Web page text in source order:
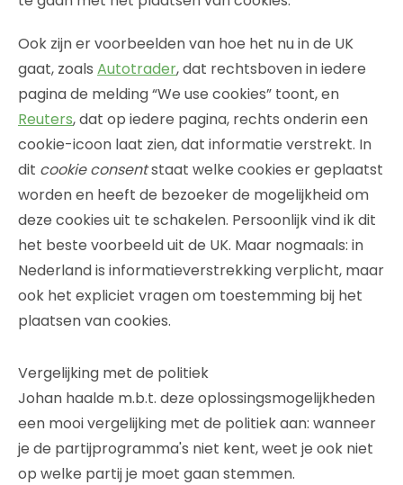
Ook zijn er voorbeelden van hoe het nu in de UK
gaat, zoals Autotrader, dat rechtsboven in iedere
pagina de melding “We use cookies” toont, en
Reuters, dat op iedere pagina, rechts onderin een
cookie-icoon laat zien, dat informatie verstrekt. In
dit cookie consentstaat welke cookies er geplaatst
worden en heeft de bezoeker de mogelijkheid om
deze cookies uit te schakelen. Persoonlijk vind ik dit
het beste voorbeeld uit de UK. Maar nogmaals: in
Nederland is informatieverstrekking verplicht, maar
ook het expliciet vragen om toestemming bij het
plaatsen van cookies.
Vergelijking met de politiek
Johan haalde m.b.t. deze oplossingsmogelijkheden
een mooi vergelijking met de politiek aan: wanneer
je de partijprogramma's niet kent, weet je ook niet
op welke partij je moet gaan stemmen.